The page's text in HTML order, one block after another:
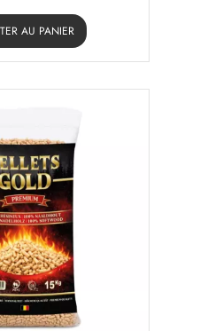
AU PANIER